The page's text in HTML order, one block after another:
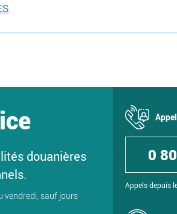
douanières
vendredi, sauf jours
0
Appels depuis